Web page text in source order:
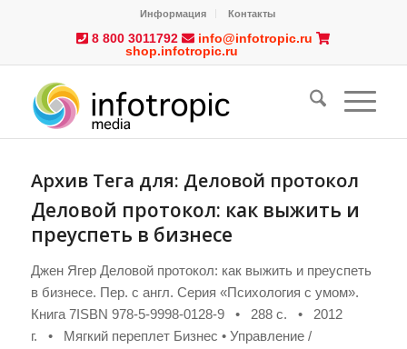
Информация Контакты
8 800 3011792
info@infotropic.ru
shop.infotropic.ru
Архив Тега для: Деловой протокол
Деловой протокол: как выжить и
преуспеть в бизнесе
Джен Ягер Деловой протокол: как выжить и преуспеть
в бизнесе. Пер. с англ. Серия «Психология с умом».
Книга 7ISBN 978-5-9998-0128-9 • 288 с. • 2012
г. • Мягкий переплет Бизнес • Управление /